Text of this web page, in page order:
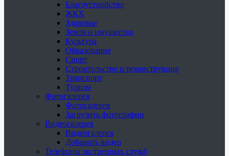
Благоустройство
ЖКХ
Здоровье
Земля и имущество
Культура
Образование
Спорт
Строительство и реконструкция
Транспорт
Туризм
Фотогалерея
Фотогалерея
Загрузить фотографии
Видеогалерея
Видеогалерея
Добавить видео
Телефоны экстренных служб